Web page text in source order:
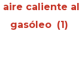
aire caliente
gasóleo (1)